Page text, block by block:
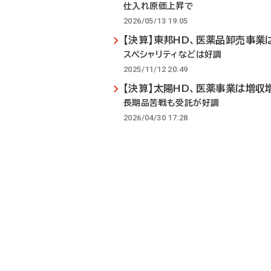
仕入れ原価上昇で
2026/05/13 19:05
【決算】東邦HD、医薬品卸売事業
スペシャリティなどは好調
2025/11/12 20:49
【決算】太陽HD、医薬事業は増収
長期品苦戦も受託が好調
2026/04/30 17:28